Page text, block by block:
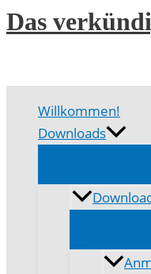
Zum
Inhalt
Das
Willkommen!
Downloads